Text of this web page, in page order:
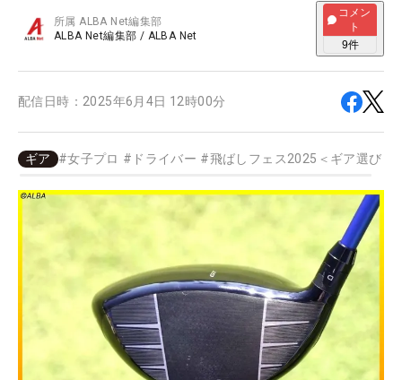
所属ALBA Net編集部
ALBA Net編集部 / ALBA Net
コメン
ト
9件
配信日時： 2025年6月4日 12時00分
ギア #女子プロ # ドライバー #飛ばしフェス2025＜ギア選び＞